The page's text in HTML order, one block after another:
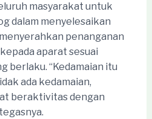
masyarakat untuk
dalam menyelesaikan
penanganan
aparat sesuai
berlaku. “Kedamaian itu
ada kedamaian,
beraktivitas dengan